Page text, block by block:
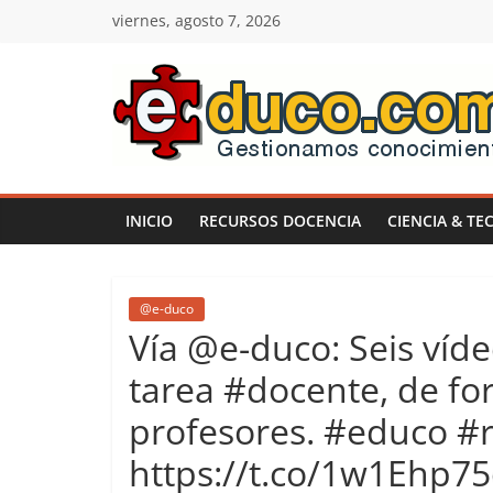
viernes, agosto 7, 2026
E-
duco:
Gestión
del
Conocimiento
Learn
more.
Do
INICIO RECURSOS DOCENCIA CIENCIA &
@e-duco
Vía @e-duco: Seis
tarea #docente, de
profesores. #educo
https://t.co/